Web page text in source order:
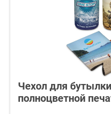
Чехол для
полноцветной